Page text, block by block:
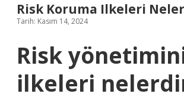
Risk Koruma Ilkeleri
Tarih: Kasım 14, 2024
Risk
ilkeleri